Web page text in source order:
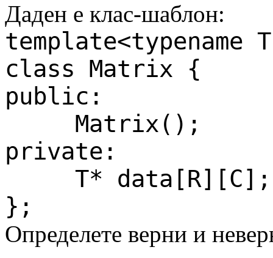
Даден е клас-шаблон:
class Matrix {
public:
     Matrix();
private:
     T* data[R][C];
};
Определете верни и